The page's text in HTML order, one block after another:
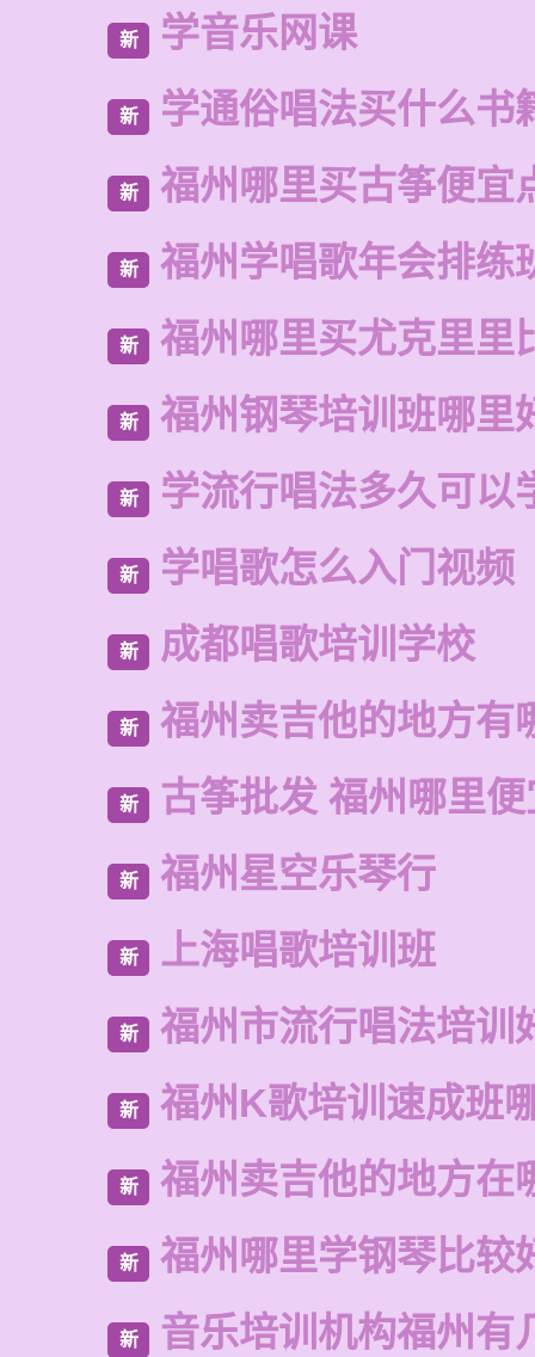
新 学音乐网课
新 学通俗唱法买什么书
新 福州哪里买古筝便宜
新 福州学唱歌年会排练
新 福州哪里买尤克里里
新 福州钢琴培训班哪里
新 学流行唱法多久可以
新 学唱歌怎么入门视频
新 成都唱歌培训学校
新 福州卖吉他的地方有
新 古筝批发 福州哪里
新 福州星空乐琴行
新 上海唱歌培训班
新 福州市流行唱法培训
新 福州K歌培训速成班
新 福州卖吉他的地方在
新 福州哪里学钢琴比较
新 音乐培训机构福州有